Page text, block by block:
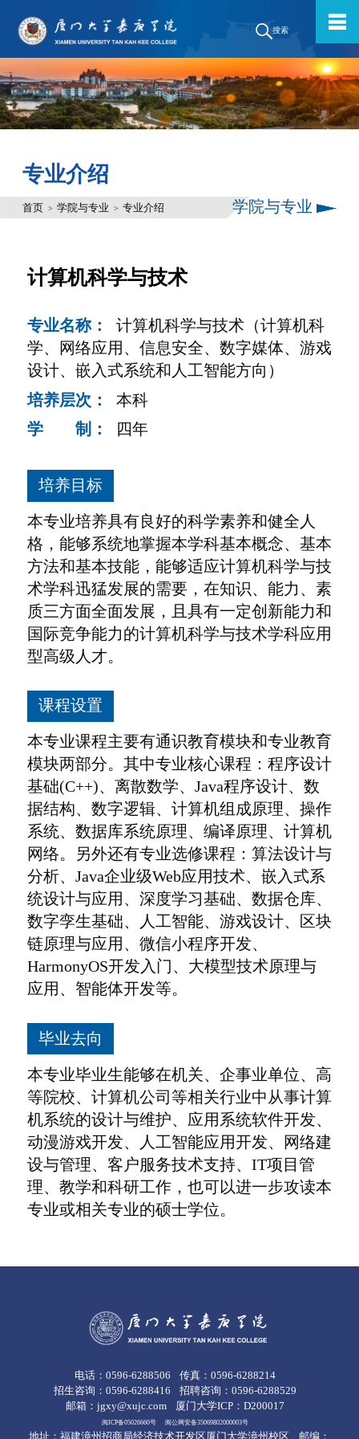
搜索
专业介绍
首页 > 学院与专业 > 专业介绍 学院与专业
计算机科学与技术
专业名称：
计算机科学与技术（计算机科
学、网络应用、信息安全、数字媒体、游戏
设计、嵌入式系统和人工智能方向）
培养层次：
本科
学 制：
四年
培养目标
本专业培养具有良好的科学素养和健全人
格，能够系统地掌握本学科基本概念、基本
方法和基本技能，能够适应计算机科学与技
术学科迅猛发展的需要，在知识、能力、素
质三方面全面发展，且具有一定创新能力和
国际竞争能力的计算机科学与技术学科应用
型高级人才。
课程设置
本专业课程主要有通识教育模块和专业教育
模块两部分。其中专业核心课程：程序设计
基础(C++)、离散数学、Java程序设计、数
据结构、数字逻辑、计算机组成原理、操作
系统、数据库系统原理、编译原理、计算机
网络。另外还有专业选修课程：算法设计与
分析、Java企业级Web应用技术、嵌入式系
统设计与应用、深度学习基础、数据仓库、
数字孪生基础、人工智能、游戏设计、区块
链原理与应用、微信小程序开发、
HarmonyOS开发入门、大模型技术原理与
应用、智能体开发等。
毕业去向
本专业毕业生能够在机关、企事业单位、高
等院校、计算机公司等相关行业中从事计算
机系统的设计与维护、应用系统软件开发、
动漫游戏开发、人工智能应用开发、网络建
设与管理、客户服务技术支持、IT项目管
理、教学和科研工作，也可以进一步攻读本
专业或相关专业的硕士学位。
电话：0596-6288506
传真：0596-6288214
招生咨询：0596-6288416
招聘咨询：0596-6288529
邮箱：jgxy@xujc.com
厦门大学ICP：D200017
闽ICP备05026660号 闽公网安备35069802000003号
地址：福建漳州招商局经济技术开发区厦门大学漳州校区 邮编：